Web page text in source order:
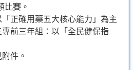
比賽。
正確用藥五大核心能力」為主
前三年組：以「全民健保指
件。